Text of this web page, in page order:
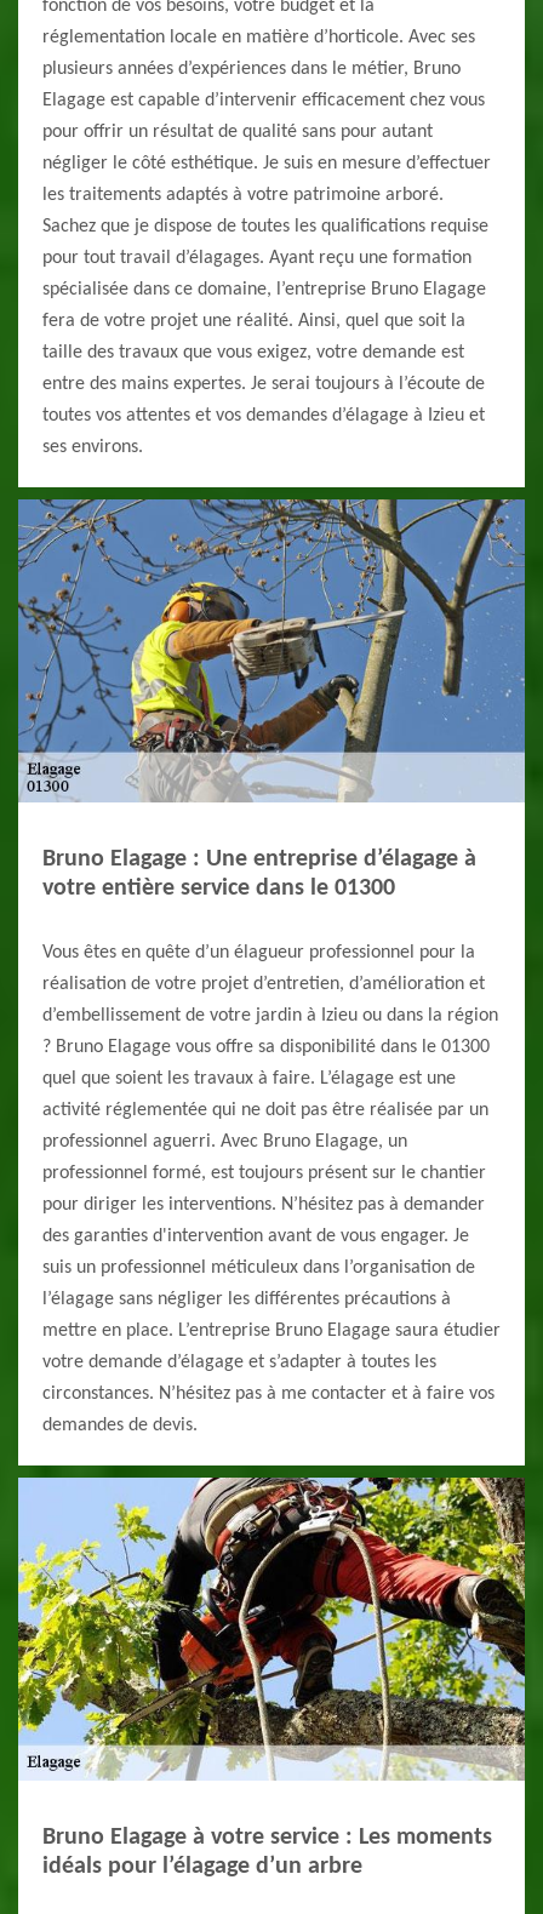
fonction de vos besoins, votre budget et la
réglementation locale en matière d’horticole. Avec ses
plusieurs années d’expériences dans le métier, Bruno
Elagage est capable d’intervenir efficacement chez vous
pour offrir un résultat de qualité sans pour autant
négliger le côté esthétique. Je suis en mesure d’effectuer
les traitements adaptés à votre patrimoine arboré.
Sachez que je dispose de toutes les qualifications requise
pour tout travail d’élagages. Ayant reçu une formation
spécialisée dans ce domaine, l’entreprise Bruno Elagage
fera de votre projet une réalité. Ainsi, quel que soit la
taille des travaux que vous exigez, votre demande est
entre des mains expertes. Je serai toujours à l’écoute de
toutes vos attentes et vos demandes d’élagage à Izieu et
ses environs.
Bruno Elagage : Une entreprise d’élagage à
votre entière service dans le 01300
Vous êtes en quête d’un élagueur professionnel pour la
réalisation de votre projet d’entretien, d’amélioration et
d’embellissement de votre jardin à Izieu ou dans la région
? Bruno Elagage vous offre sa disponibilité dans le 01300
quel que soient les travaux à faire. L’élagage est une
activité réglementée qui ne doit pas être réalisée par un
professionnel aguerri. Avec Bruno Elagage, un
professionnel formé, est toujours présent sur le chantier
pour diriger les interventions. N’hésitez pas à demander
des garanties d'intervention avant de vous engager. Je
suis un professionnel méticuleux dans l’organisation de
l’élagage sans négliger les différentes précautions à
mettre en place. L’entreprise Bruno Elagage saura étudier
votre demande d’élagage et s’adapter à toutes les
circonstances. N’hésitez pas à me contacter et à faire vos
demandes de devis.
Bruno Elagage à votre service : Les moments
idéals pour l’élagage d’un arbre